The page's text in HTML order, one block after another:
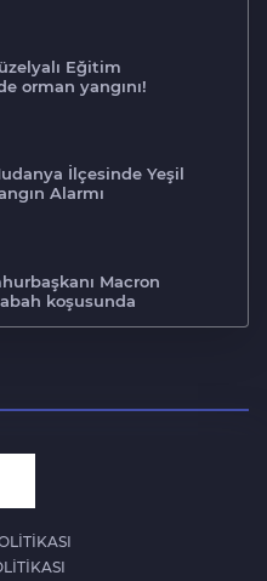
Eğitim
orman yangını!
İlçesinde Yeşil
Alarmı
Macron
koşusunda
sürüyor